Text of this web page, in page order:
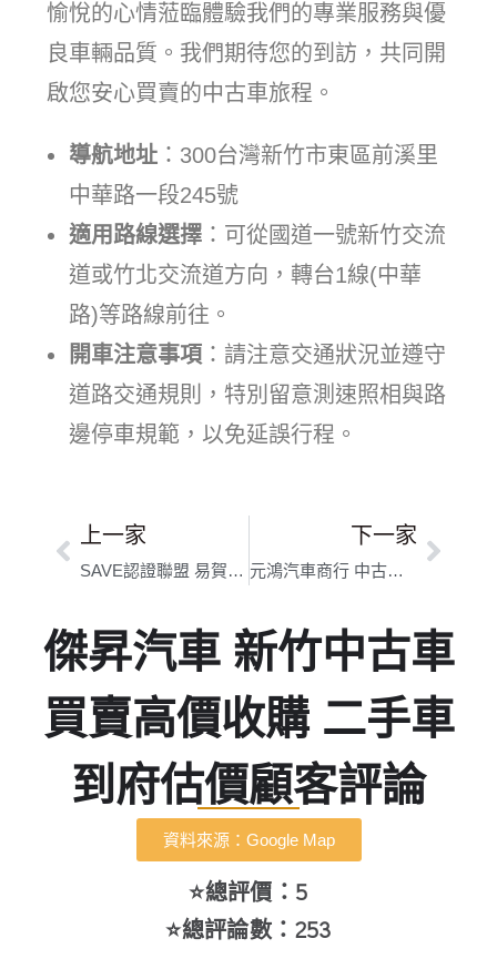
愉悅的心情蒞臨體驗我們的專業服務與優
良車輛品質。我們期待您的到訪，共同開
啟您安心買賣的中古車旅程。
導航地址 ：300台灣新竹市東區前溪里
中華路一段245號
適用路線選擇 ：可從國道一號新竹交流
道或竹北交流道方向，轉台1線(中華
路)等路線前往。
開車注意事項 ：請注意交通狀況並遵守
道路交通規則，特別留意測速照相與路
邊停車規範，以免延誤行程。
上一家
SAVE認證聯盟 易賀汽車 新竹 竹北 東區二手車 中古車 外匯車 CAR｜新竹市原廠認證車款｜誠信經營，車況透明
下一家
元鴻汽車商行 中古車認證 新竹中古車/高價收購/賣車/買車｜新竹縣竹北市專業估價｜口碑優良信賴
傑昇汽車 新竹中古車
買賣高價收購 二手車
到府估價顧客評論
資料來源：Google Map
⭐總評價：5
⭐總評論數：253